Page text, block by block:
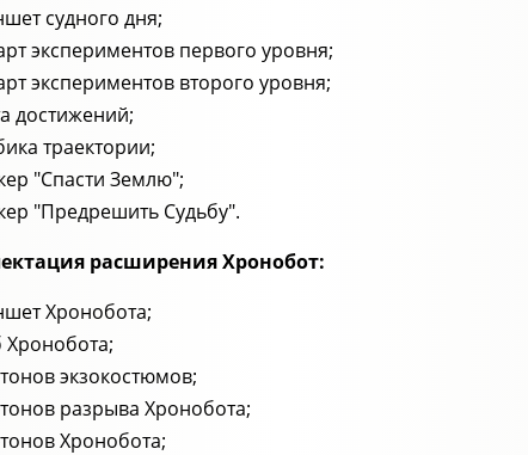
судного дня;
экспериментов первого уровня;
экспериментов второго уровня;
достижений;
траектории;
"Спасти Землю";
"Предрешить Судьбу".
расширения Хронобот:
Хронобота;
Хронобота;
экзокостюмов;
разрыва Хронобота;
Хронобота;